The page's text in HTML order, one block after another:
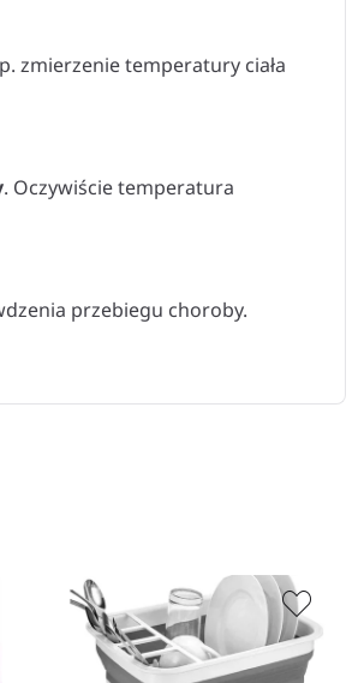
zmierzenie temperatury ciała
. Oczywiście temperatura
przebiegu choroby.